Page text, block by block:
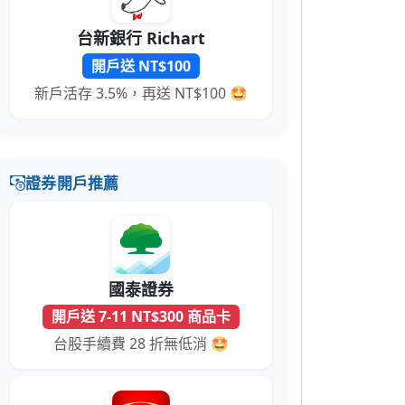
台新銀行 Richart
開戶送 NT$100
新戶活存 3.5%，再送 NT$100 🤩
證券開戶推薦
國泰證券
開戶送 7-11 NT$300 商品卡
台股手續費 28 折無低消 🤩